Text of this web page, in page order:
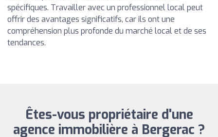
spécifiques. Travailler avec un professionnel local peut
offrir des avantages significatifs, car ils ont une
compréhension plus profonde du marché local et de ses
tendances.
Êtes-vous propriétaire d'une
agence immobilière à Bergerac ?